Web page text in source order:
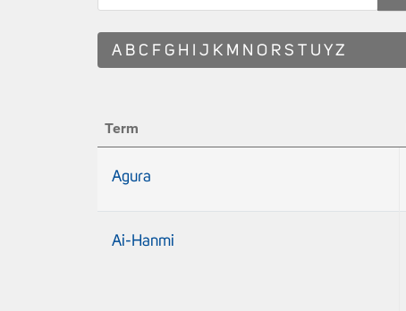
A B C F G H J K M N O R S T U Y Z
Term
Agura
Ai-Hanmi